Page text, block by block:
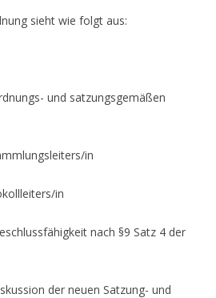
sieht wie folgt aus:
und satzungsgemäßen
in
in
nach §9 Satz 4 der
der neuen Satzung- und